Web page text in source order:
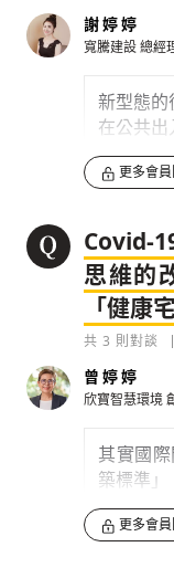
謝婷婷
寬騰建設總經
新型態的
在公共
疫 VUV
前往辦公
控、感
風險，亦
有高效的
此外更
康、促
空氣中
空氣中的
安定人
0
讓人生活
更多會
Covid-
思維的
「健康
共 3 則對談
曾婷婷
欣寶智慧環境
其實國
築標準
衡，而其
空氣系
更多會